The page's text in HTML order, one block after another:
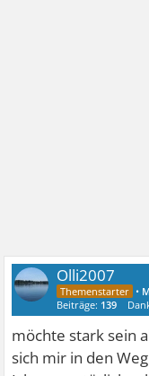
Olli2007
•
Beiträge: 139
möchte stark sein
sich mir in den